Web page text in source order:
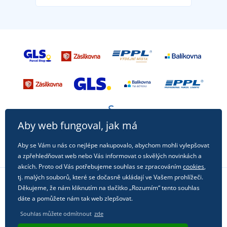
Sledujte nás na sociálních sítích
Aby web fungoval, jak má
Aby se Vám u nás co nejlépe nakupovalo, abychom mohli vylepšovat
a zpřehledňovat web nebo Vás informovat o skvělých novinkách a
akcích. Proto od Vás potřebujeme souhlas se zpracovánímcookies,
tj. malých souborů, které se dočasně ukládají ve Vašem prohlížeči.
Děkujeme, že nám kliknutím na tlačítko „Rozumím“ tento souhlas
dáte a pomůžete nám tak web zlepšovat.
Souhlas můžete odmítnout zde